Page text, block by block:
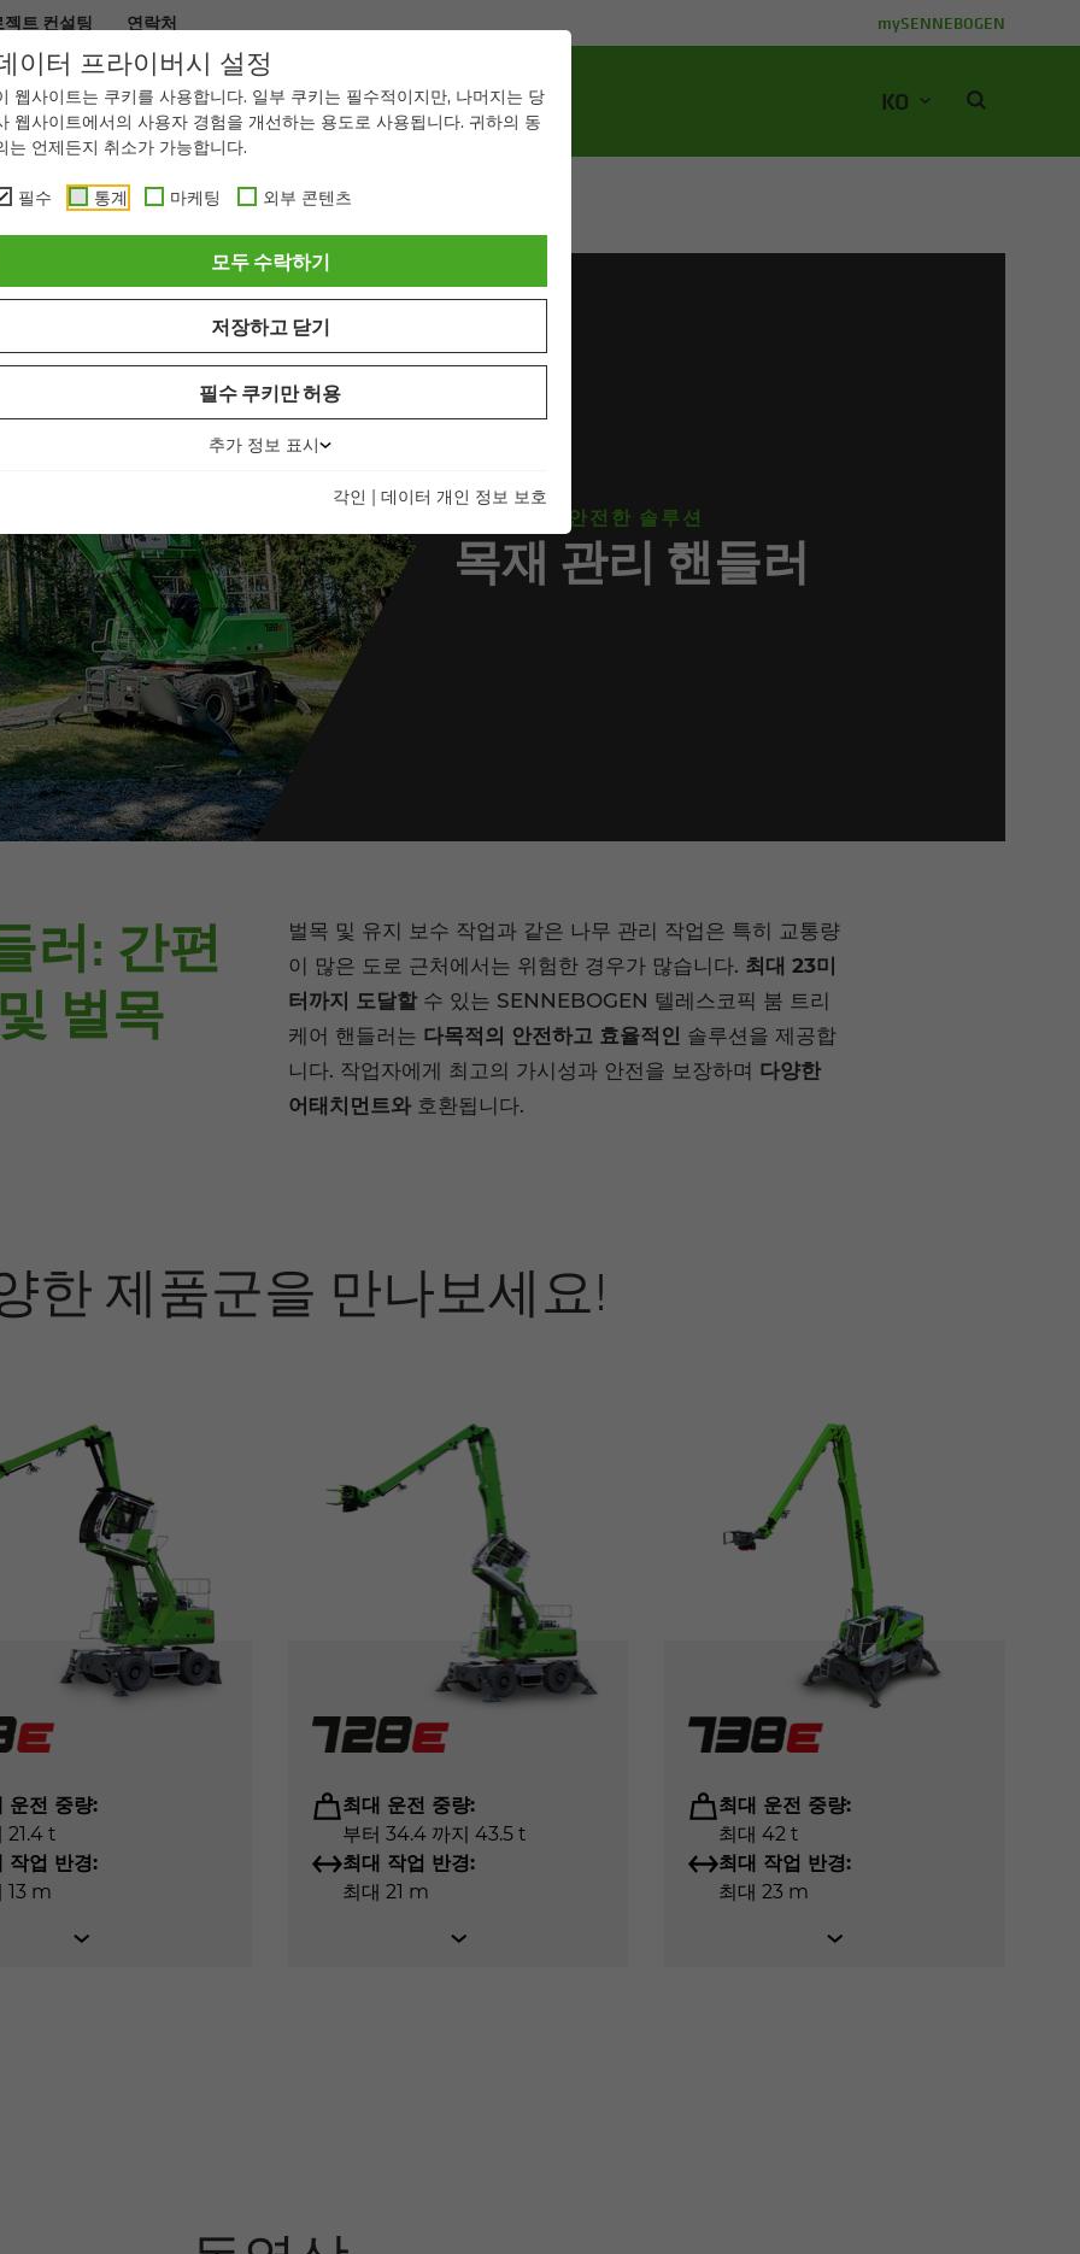
젝트 컨설팅 연락처 mySENNEBOGEN
야 서비스 회사 소개 딜러 KO
효율적이고 안전한 솔루션
목재 관리 핸들러
러: 간편
벌목
벌목 및 유지 보수 작업과 같은 나무 관리 작업은 특히 교통량
이 많은 도로 근처에서는 위험한 경우가 많습니다. 최대 23미
터까지 도달할 수 있는 SENNEBOGEN 텔레스코픽 붐 트리
케어 핸들러는 다목적의 안전하고 효율적인 솔루션을 제공합
니다. 작업자에게 최고의 가시성과 안전을 보장하며 다양한
어태치먼트와 호환됩니다.
한 제품군을 만나보세요!
운전 중량:
21.4 t
작업 반경:
13 m
SENNEBOGEN 718 E
기술 데이터
최대 운전 중량:
최대 작업 반경:
디젤:최대 123 kW
조
이동식
최대 운전 중량:
부터 34.4 까지 43.5 t
최대 작업 반경:
최대 21 m
SENNEBOGEN 728 E
기술 데이터
최대 운전 중량:
최대 작업 반경:
디젤:최대 140 kW
조
이동식
최대 운전 중량:
최대 42 t
최대 작업 반경:
최대 23 m
SENNEBOGEN 738 E
기술 데이터
최대 운전 중량:
최대 작업 반경:
디젤:최대 168 kW
조
이터 프라이버시 설정
웹사이트는 쿠키를 사용합니다. 일부 쿠키는 필수적이지만, 나머지는 당
웹사이트에서의 사용자 경험을 개선하는 용도로 사용됩니다. 귀하의 동
는 언제든지 취소가 가능합니다.
필수 통계 마케팅 외부 콘텐츠
모두 수락하기
저장하고 닫기
필수 쿠키만 허용
추가 정보 표시
각인 | 데이터 개인 정보 보호